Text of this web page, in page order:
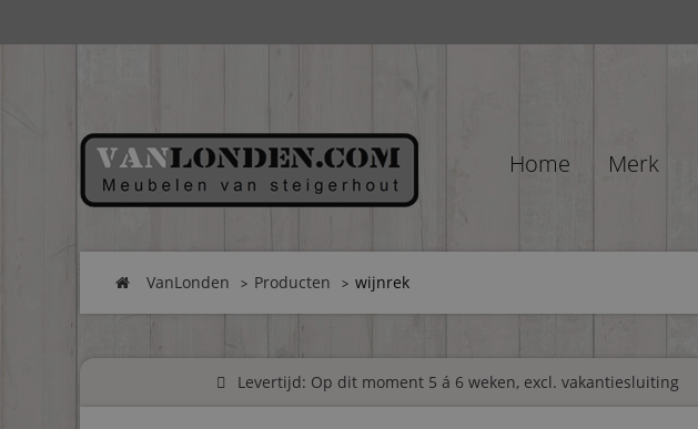
Home Merk
VanLonden Producten wijnrek
Levertijd: Op dit moment 5 á 6 weken, excl. vakantiesluiting